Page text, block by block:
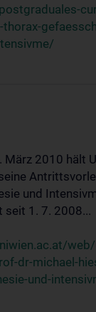
thorax-
März 2010 hält
und
seit 1. 7. 2008...
dr-michael-
und-